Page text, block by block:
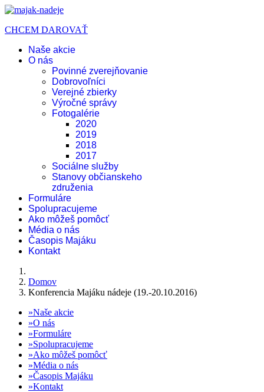
CHCEM DAROVAŤ
Naše akcie
O nás
Povinné zverejňovanie
Dobrovoľníci
Verejné zbierky
Výročné správy
Fotogalérie
2020
2019
2018
2017
Sociálne služby
Stanovy občianskeho
združenia
Formuláre
Spolupracujeme
Ako môžeš pomôcť
Média o nás
Časopis Majáku
Kontakt
Domov
Konferencia Majáku nádeje (19.-20.10.2016)
Naše akcie
O nás
Formuláre
Spolupracujeme
Ako môžeš pomôcť
Média o nás
Časopis Majáku
Kontakt